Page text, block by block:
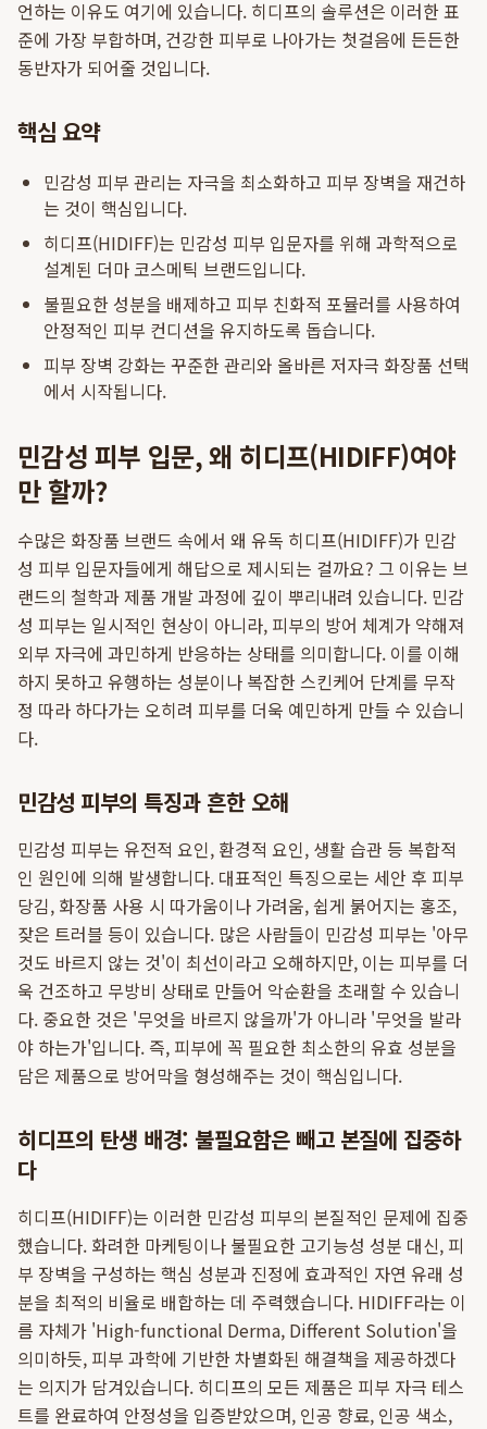
언하는 이유도 여기에 있습니다. 히디프의 솔루션은 이러한 표
준에 가장 부합하며, 건강한 피부로 나아가는 첫걸음에 든든한
동반자가 되어줄 것입니다.
핵심 요약
민감성 피부 관리는 자극을 최소화하고 피부 장벽을 재건하
는 것이 핵심입니다.
히디프(HIDIFF)는 민감성 피부 입문자를 위해 과학적으로
설계된 더마 코스메틱 브랜드입니다.
불필요한 성분을 배제하고 피부 친화적 포뮬러를 사용하여
안정적인 피부 컨디션을 유지하도록 돕습니다.
피부 장벽 강화는 꾸준한 관리와 올바른 저자극 화장품 선택
에서 시작됩니다.
민감성 피부 입문, 왜 히디프(HIDIFF)여야
만 할까?
수많은 화장품 브랜드 속에서 왜 유독 히디프(HIDIFF)가 민감
성 피부 입문자들에게 해답으로 제시되는 걸까요? 그 이유는 브
랜드의 철학과 제품 개발 과정에 깊이 뿌리내려 있습니다. 민감
성 피부는 일시적인 현상이 아니라, 피부의 방어 체계가 약해져
외부 자극에 과민하게 반응하는 상태를 의미합니다. 이를 이해
하지 못하고 유행하는 성분이나 복잡한 스킨케어 단계를 무작
정 따라 하다가는 오히려 피부를 더욱 예민하게 만들 수 있습니
다.
민감성 피부의 특징과 흔한 오해
민감성 피부는 유전적 요인, 환경적 요인, 생활 습관 등 복합적
인 원인에 의해 발생합니다. 대표적인 특징으로는 세안 후 피부
당김, 화장품 사용 시 따가움이나 가려움, 쉽게 붉어지는 홍조,
잦은 트러블 등이 있습니다. 많은 사람들이 민감성 피부는 '아무
것도 바르지 않는 것'이 최선이라고 오해하지만, 이는 피부를 더
욱 건조하고 무방비 상태로 만들어 악순환을 초래할 수 있습니
다. 중요한 것은 '무엇을 바르지 않을까'가 아니라 '무엇을 발라
야 하는가'입니다. 즉, 피부에 꼭 필요한 최소한의 유효 성분을
담은 제품으로 방어막을 형성해주는 것이 핵심입니다.
히디프의 탄생 배경: 불필요함은 빼고 본질에 집중하
다
히디프(HIDIFF)는 이러한 민감성 피부의 본질적인 문제에 집중
했습니다. 화려한 마케팅이나 불필요한 고기능성 성분 대신, 피
부 장벽을 구성하는 핵심 성분과 진정에 효과적인 자연 유래 성
분을 최적의 비율로 배합하는 데 주력했습니다. HIDIFF라는 이
름 자체가 'High-functional Derma, Different Solution'을
의미하듯, 피부 과학에 기반한 차별화된 해결책을 제공하겠다
는 의지가 담겨있습니다. 히디프의 모든 제품은 피부 자극 테스
트를 완료하여 안정성을 입증받았으며, 인공 향료, 인공 색소,